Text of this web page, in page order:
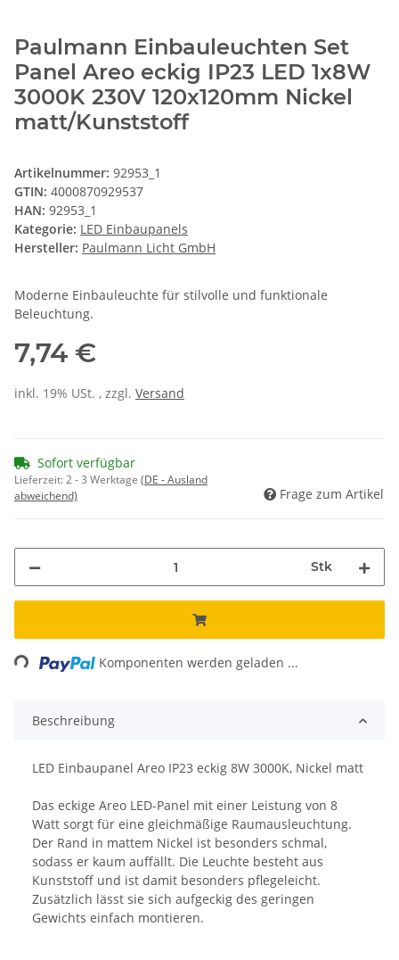
Paulmann Einbauleuchten Set
Panel Areo eckig IP23 LED 1x8W
3000K 230V 120x120mm Nickel
matt/Kunststoff
Artikelnummer: 92953_1
GTIN: 4000870929537
HAN: 92953_1
Kategorie: LED Einbaupanels
Hersteller: Paulmann Licht GmbH
Moderne Einbauleuchte für stilvolle und funktionale
Beleuchtung.
7,74 €
inkl. 19% USt. , zzgl. Versand
Sofort verfügbar
Lieferzeit:2 - 3 Werktage (DE - Ausland
abweichend)
Frage zum Artikel
Stk
Komponenten werden geladen ...
Beschreibung
LED Einbaupanel Areo IP23 eckig 8W 3000K, Nickel matt
Das eckige Areo LED-Panel mit einer Leistung von 8
Watt sorgt für eine gleichmäßige Raumausleuchtung.
Der Rand in mattem Nickel ist besonders schmal,
sodass er kaum auffällt. Die Leuchte besteht aus
Kunststoff und ist damit besonders pflegeleicht.
Zusätzlich lässt sie sich aufgeckig des geringen
Gewichts einfach montieren.